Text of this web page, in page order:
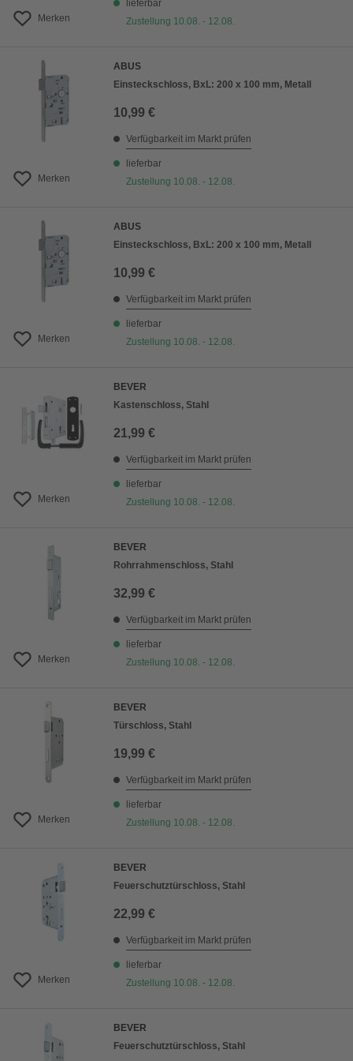
Merken
lieferbar
Zustellung 10.08. - 12.08.
Merken
ABUS
Einsteckschloss, BxL: 200 x 100 mm, Metall
10,99 €
Verfügbarkeit im Markt prüfen
lieferbar
Zustellung 10.08. - 12.08.
Merken
ABUS
Einsteckschloss, BxL: 200 x 100 mm, Metall
10,99 €
Verfügbarkeit im Markt prüfen
lieferbar
Zustellung 10.08. - 12.08.
Merken
BEVER
Kastenschloss, Stahl
21,99 €
Verfügbarkeit im Markt prüfen
lieferbar
Zustellung 10.08. - 12.08.
Merken
BEVER
Rohrrahmenschloss, Stahl
32,99 €
Verfügbarkeit im Markt prüfen
lieferbar
Zustellung 10.08. - 12.08.
Merken
BEVER
Türschloss, Stahl
19,99 €
Verfügbarkeit im Markt prüfen
lieferbar
Zustellung 10.08. - 12.08.
Merken
BEVER
Feuerschutztürschloss, Stahl
22,99 €
Verfügbarkeit im Markt prüfen
lieferbar
Zustellung 10.08. - 12.08.
BEVER
Feuerschutztürschloss, Stahl